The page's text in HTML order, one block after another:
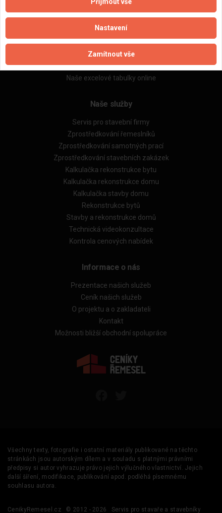
Naše firmy a řemeslníci
Zpracování a ochrana osobních údajů
Zásady pro používání souborů cookie
Obchodní podmínky (zprostředkování)
Obchodní podmínky (rozpočtování)
Reference
Naše excelové tabulky online
Naše služby
Servis pro stavební firmy
Zprostředkování řemeslníků
Zprostředkování samotných prací
Zprostředkování stavebních zakázek
Kalkulačka rekonstrukce bytu
Kalkulačka rekonstrukce domu
Kalkulačka stavby domu
Rekonstrukce bytů
Stavby a rekonstrukce domů
Technická videokonzultace
Kontrola cenových nabídek
Informace o nás
Prezentace našich služeb
Ceník našich služeb
O projektu a o zakladateli
Kontakt
Možnosti bližší obchodní spolupráce
Všechny texty, fotografie i ostatní materiály publikované na těchto
stránkách jsou autorským dílem a v souladu s platnými právními
předpisy si autor vyhrazuje právo jejich výlučného vlastnictví. Jejich
další šíření, modifikace, publikování apod. podléhá písemnému
souhlasu autora.
CenikyRemesel.cz © 2012 - 2026 Servis pro stavaře a stavebníky
Nastavení
Zamítnout vše